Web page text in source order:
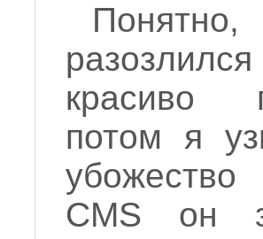
красиво
потом я
CMS он